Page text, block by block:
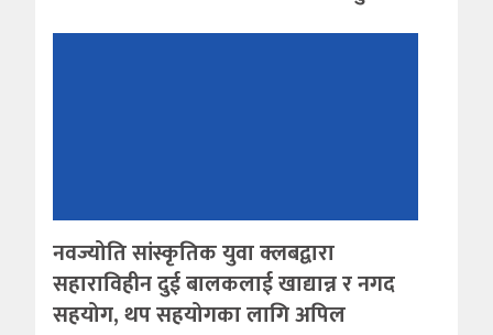
नवज्योति सांस्कृतिक युवा क्लबद्वारा
सहाराविहीन दुई बालकलाई खाद्यान्न र नगद
सहयोग, थप सहयोगका लागि अपिल